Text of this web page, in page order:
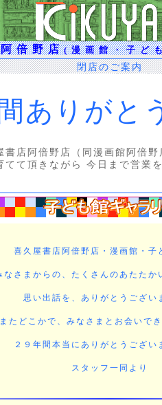
阿倍野店(漫画館・子ど
閉店のご案内
ありがと
店阿倍野店（同漫画館阿倍
て頂きながら 今日まで営業
喜久屋書店阿倍野店・漫画館・子
なさまからの、たくさんのあたたか
思い出話を、ありがとうござい
またどこかで、みなさまとお会いでき
２９年間本当にありがとうござい
スタッフ一同より